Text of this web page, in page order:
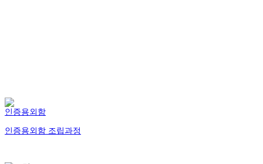
인증용외함
인증용외함 조립과정